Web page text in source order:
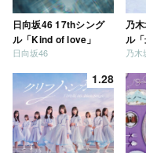
日向坂46 17thシング
ル「Kind of love」
日向坂46
乃
ル
上が
乃木
1.28